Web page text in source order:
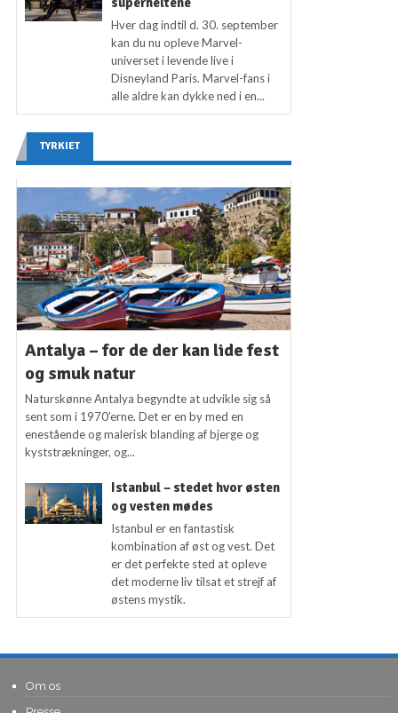
Hver dag indtil d. 30. september
kan du nu opleve Marvel-
universet i levende live i
Disneyland Paris. Marvel-fans i
alle aldre kan dykke ned i en...
TYRKIET
Antalya – for de der kan lide fest
og smuk natur
Naturskønne Antalya begyndte at udvikle sig så
sent som i 1970’erne. Det er en by med en
enestående og malerisk blanding af bjerge og
kyststrækninger, og...
Istanbul – stedet hvor østen
og vesten mødes
Istanbul er en fantastisk
kombination af øst og vest. Det
er det perfekte sted at opleve
det moderne liv tilsat et strejf af
østens mystik.
Om os